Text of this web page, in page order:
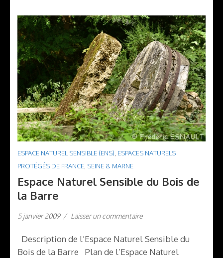
ESPACE NATUREL SENSIBLE (ENS) ESPACES NATURELS
PROTÉGÉS DE FRANCE SEINE & MARNE
Espace Naturel Sensible du Bois de
la Barre
5 janvier 2009 / Laisser un commentaire
Description de l’Espace Naturel Sensible du
Bois de la Barre Plan de l’Espace Naturel